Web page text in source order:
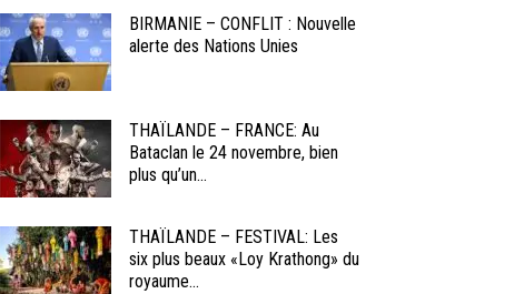
BIRMANIE – CONFLIT : Nouvelle
alerte des Nations Unies
THAÏLANDE – FRANCE: Au
Bataclan le 24 novembre, bien
plus qu’un...
THAÏLANDE – FESTIVAL: Les
six plus beaux «Loy Krathong» du
royaume...